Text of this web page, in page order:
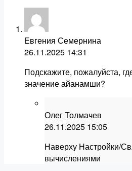
Евгения Семернина
26.11.2025 14:31
Подскажите, пожалуйста,
значение айанамши?
Олег Толмачев
26.11.2025 15:05
Наверху Настройки/
вычислениями